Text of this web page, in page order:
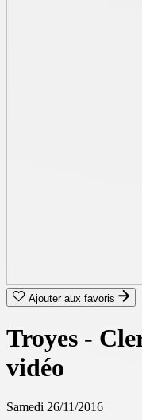
Ajouter aux favoris
Troyes -
vidéo
Samedi 26/11/2016